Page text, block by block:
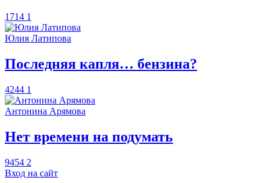
1714 1
Юлия Латипова
​Последняя капля… бензина?
4244 1
Антонина Арямова
​Нет времени на подумать
9454 2
Вход на сайт